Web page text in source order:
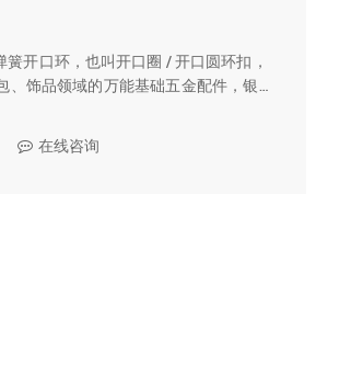
簧开口环，也叫开口圈 / 开口圆环扣，
、饰品领域的万能基础五金配件，银 /
金银双色 + 多规格尺寸提供亮银、亮
镀色…
在线咨询